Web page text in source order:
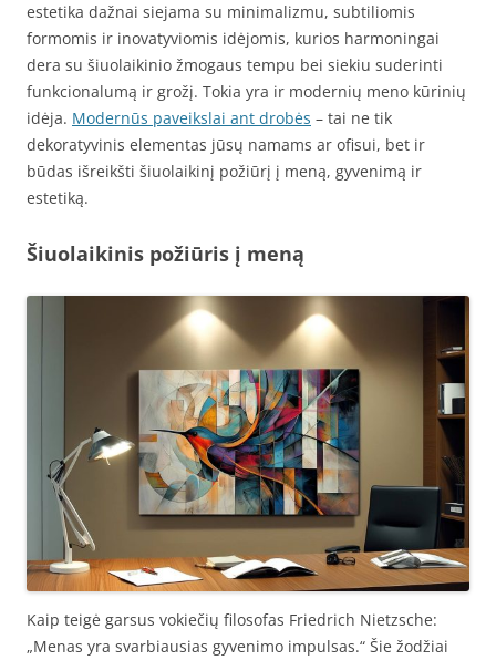
estetika dažnai siejama su minimalizmu, subtiliomis
formomis ir inovatyviomis idėjomis, kurios harmoningai
dera su šiuolaikinio žmogaus tempu bei siekiu suderinti
funkcionalumą ir grožį. Tokia yra ir modernių meno kūrinių
idėja. Modernūs paveikslai ant drobės – tai ne tik
dekoratyvinis elementas jūsų namams ar ofisui, bet ir
būdas išreikšti šiuolaikinį požiūrį į meną, gyvenimą ir
estetiką.
Šiuolaikinis požiūris į meną
Kaip teigė garsus vokiečių filosofas Friedrich Nietzsche:
„Menas yra svarbiausias gyvenimo impulsas.“ Šie žodžiai